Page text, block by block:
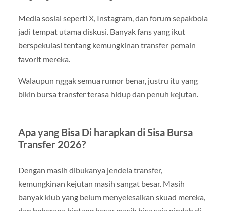
Media sosial seperti X, Instagram, dan forum sepakbola
jadi tempat utama diskusi. Banyak fans yang ikut
berspekulasi tentang kemungkinan transfer pemain
favorit mereka.
Walaupun nggak semua rumor benar, justru itu yang
bikin bursa transfer terasa hidup dan penuh kejutan.
Apa yang Bisa Di harapkan di Sisa Bursa
Transfer 2026?
Dengan masih dibukanya jendela transfer,
kemungkinan kejutan masih sangat besar. Masih
banyak klub yang belum menyelesaikan skuad mereka,